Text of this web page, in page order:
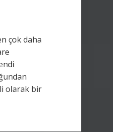
çok daha
olarak bir